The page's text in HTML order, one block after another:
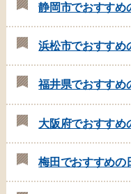
静岡市でおすすめ
浜松市でおすすめ
福井県でおすすめ
大阪府でおすすめ
梅田でおすすめの